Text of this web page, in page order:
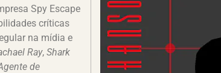
Spy Escape
críticas
na mídia e
Ray, Shark
de